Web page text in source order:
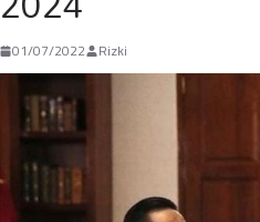
01/07/2022 Rizki